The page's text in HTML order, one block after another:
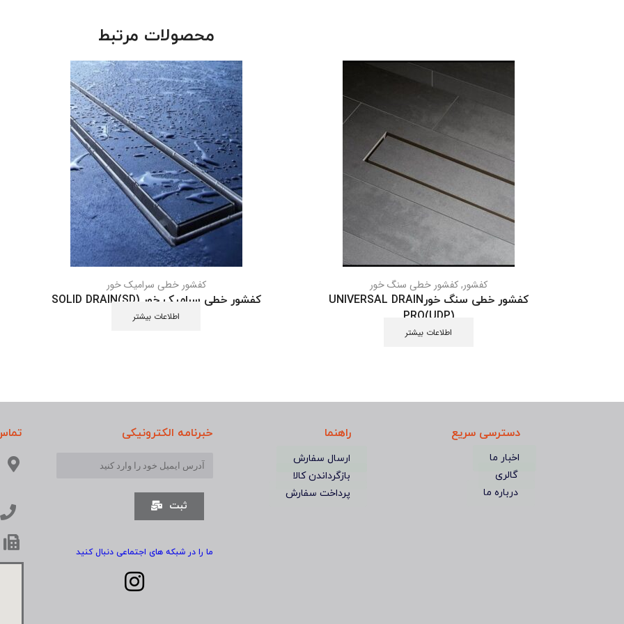
محصولات مرتبط
کفشور,کفشور خطی سنگ خور
کفشور خطی سنگ خورUNIVERSAL DRAIN
PRO(UDP)
اطلاعات بیشتر
کفشور خطی سرامیک خور
کفشور خطی سرامیک خور SOLID DRAIN(SD)
اطلاعات بیشتر
دسترسی سریع
اخبار ما
گالری
درباره ما
راهنما
ارسال سفارش
بازگرداندن کالا
پرداخت سفارش
خبرنامه الکترونیکی
ثبت
ما را در شبکه های اجتماعی دنبال کنید